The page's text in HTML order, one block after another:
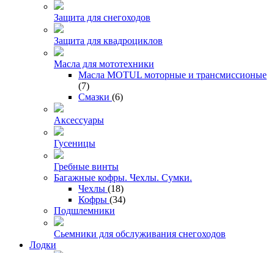
Защита для снегоходов
Защита для квадроциклов
Масла для мототехники
Масла MOTUL моторные и трансмиссионые
(7)
Смазки (6)
Аксессуары
Гусеницы
Гребные винты
Багажные кофры. Чехлы. Сумки.
Чехлы (18)
Кофры (34)
Подшлемники
Сьемники для обслуживания снегоходов
Лодки